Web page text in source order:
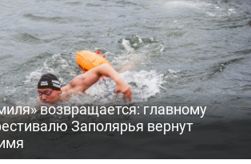
возвращается: главному
Заполярья вернут